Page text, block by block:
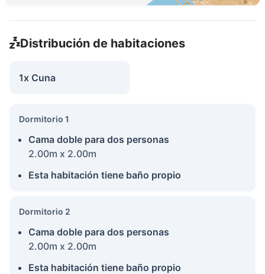
Distribución de habitaciones
1x Cuna
Dormitorio 1
Cama doble para dos personas
2.00m x 2.00m
Esta habitación tiene baño propio
Dormitorio 2
Cama doble para dos personas
2.00m x 2.00m
Esta habitación tiene baño propio